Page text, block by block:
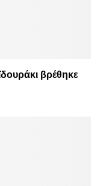
βρέθηκε